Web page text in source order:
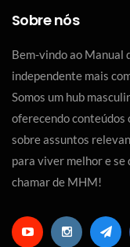
Sobre nós
Bem-vindo ao Manual
independente mais
Somos um hub
oferecendo conteúdos
sobre assuntos
para viver melhor e se
chamar de MHM!